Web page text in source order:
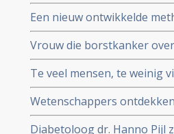
cellen sneller en
Een nieuw ontwikkelde
virtualrealitybril blijkt zeer
Vrouw die borstkanker
chemotherapie krijgt toch
toe te passen.
Te veel mensen, te weinig
gepubliceerd in Nature
Wetenschappers
eiwit MR1 die voor alle
Diabetoloog dr. Hanno Pijl